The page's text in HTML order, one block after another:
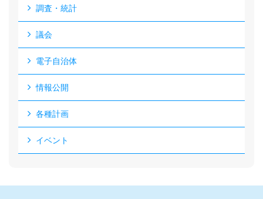
調査・統計
議会
電子自治体
情報公開
各種計画
イベント